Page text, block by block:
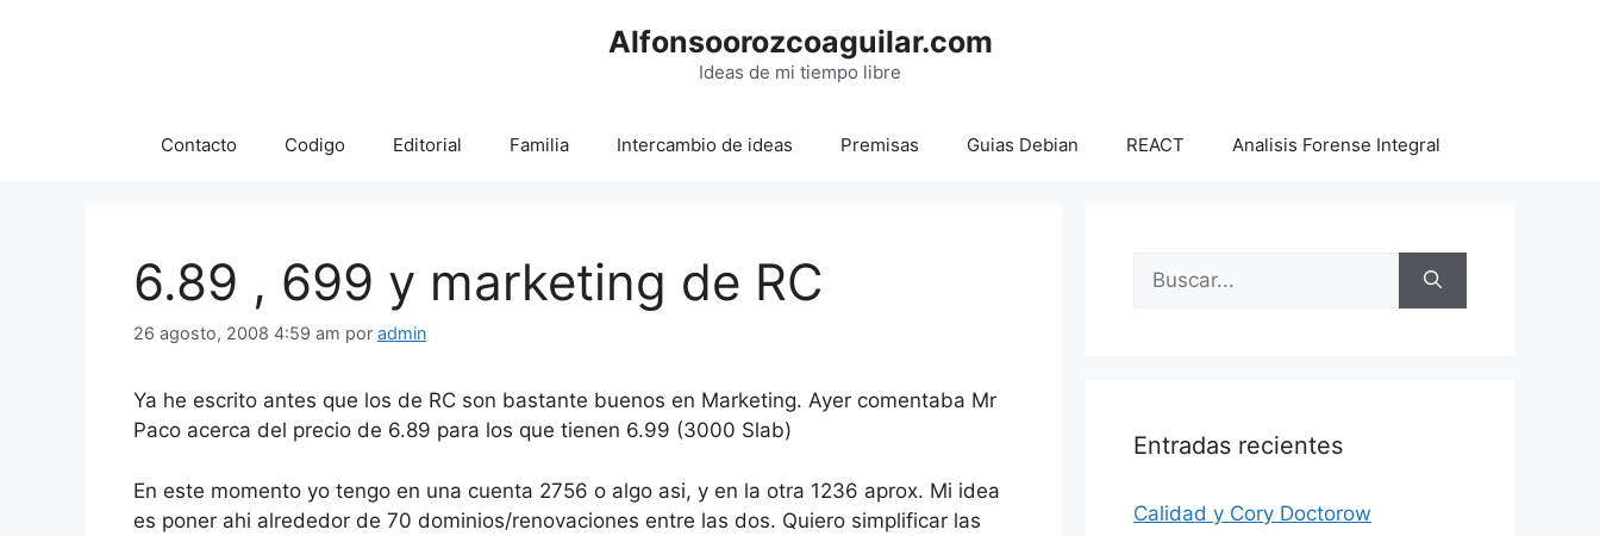
Alfonsoorozcoaguilar.com
Ideas de mi tiempo libre
Contacto Codigo Editorial Familia Intercambio de ideas Premisas Guias Debian REACT Analisis Forense Integral
6.89 , 699 y marketing de RC
26 agosto, 2008 4:59 am por admin
Ya he escrito antes que los de RC son bastante buenos en Marketing. Ayer comentaba Mr
Paco acerca del precio de 6.89 para los que tienen 6.99 (3000 Slab)
En este momento yo tengo en una cuenta 2756 o algo asi, y en la otra 1236 aprox. Mi idea
es poner ahi alrededor de 70 dominios/renovaciones entre las dos. Quiero simplificar las
Buscar:
Entradas recientes
Calidad y Cory Doctorow